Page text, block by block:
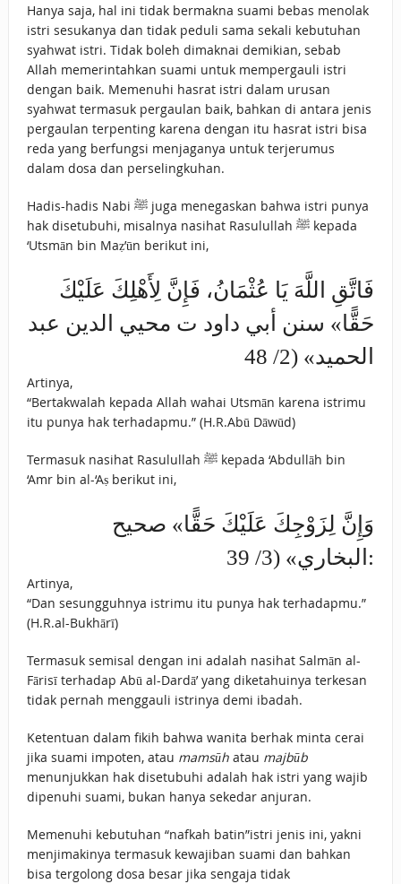
Hanya saja, hal ini tidak bermakna suami bebas menolak
istri sesukanya dan tidak peduli sama sekali kebutuhan
syahwat istri. Tidak boleh dimaknai demikian, sebab
Allah memerintahkan suami untuk mempergauli istri
dengan baik. Memenuhi hasrat istri dalam urusan
syahwat termasuk pergaulan baik, bahkan di antara jenis
pergaulan terpenting karena dengan itu hasrat istri bisa
reda yang berfungsi menjaganya untuk terjerumus
dalam dosa dan perselingkuhan.
Hadis-hadis Nabi ﷺ juga menegaskan bahwa istri punya
hak disetubuhi, misalnya nasihat Rasulullah ﷺ kepada
‘Utsmān bin Maẓ’ūn berikut ini,
فَاتَّقِ اللَّهَ يَا عُثْمَانُ، ‌فَإِنَّ ‌لِأَهْلِكَ ‌عَلَيْكَ
‌حَقًّا» سنن أبي داود ت محيي الدين عبد
الحميد» (2/ 48
Artinya,
“Bertakwalah kepada Allah wahai Utsmān karena istrimu
itu punya hak terhadapmu.” (H.R.Abū Dāwūd)
Termasuk nasihat Rasulullah ﷺ kepada ‘Abdullāh bin
‘Amr bin al-‘Aṣ berikut ini,
وَإِنَّ ‌لِزَوْجِكَ ‌عَلَيْكَ ‌حَقًّا» صحيح
البخاري» (3/ 39:
Artinya,
“Dan sesungguhnya istrimu itu punya hak terhadapmu.”
(H.R.al-Bukhārī)
Termasuk semisal dengan ini adalah nasihat Salmān al-
Fārisī terhadap Abū al-Dardā’ yang diketahuinya terkesan
tidak pernah menggauli istrinya demi ibadah.
Ketentuan dalam fikih bahwa wanita berhak minta cerai
jika suami impoten, atau mamsūhatau majbūb
menunjukkan hak disetubuhi adalah hak istri yang wajib
dipenuhi suami, bukan hanya sekedar anjuran.
Memenuhi kebutuhan “nafkah batin”istri jenis ini, yakni
menjimakinya termasuk kewajiban suami dan bahkan
bisa tergolong dosa besar jika sengaja tidak